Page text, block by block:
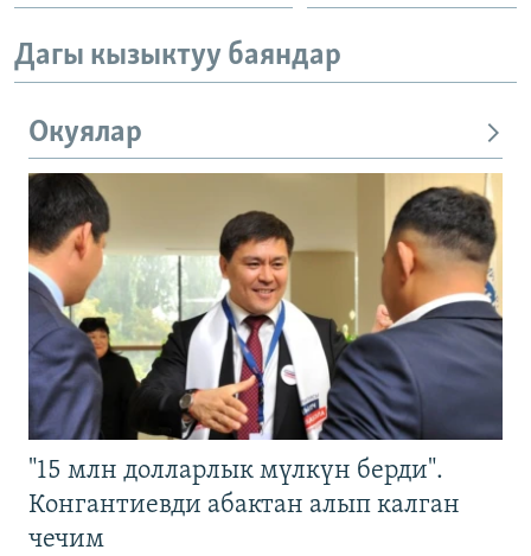
Дагы кызыктуу баяндар
Окуялар
"15 млн долларлык мүлкүн берди".
Конгантиевди абактан алып калган
чечим